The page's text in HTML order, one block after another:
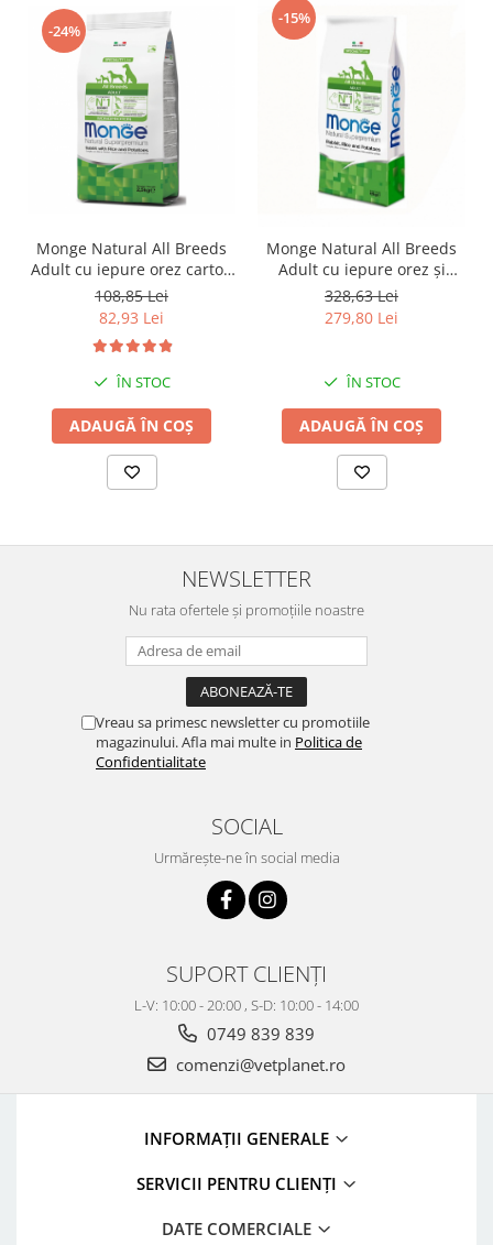
-24%
Monge Natural All Breeds
Adult cu iepure orez cartofi
- 2.5 kg
108,85 Lei
82,93 Lei
ÎN STOC
ADAUGĂ ÎN COȘ
-15%
Monge Natural All Breeds
Adult cu iepure orez și
cartofi 12 kg
328,63 Lei
279,80 Lei
ÎN STOC
ADAUGĂ ÎN COȘ
NEWSLETTER
Nu rata ofertele și promoțiile noastre
Vreau sa primesc newsletter cu promotiile
magazinului. Afla mai multe in Politica de
Confidentialitate
SOCIAL
Urmărește-ne în social media
SUPORT CLIENȚI
L-V: 10:00 - 20:00 , S-D: 10:00 - 14:00
0749 839 839
comenzi@vetplanet.ro
INFORMAȚII GENERALE
SERVICII PENTRU CLIENȚI
DATE COMERCIALE